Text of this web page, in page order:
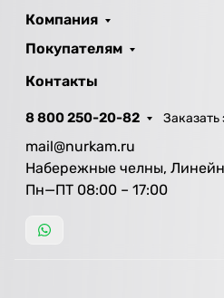
Компания
Покупателям
Контакты
8 800 250-20-82 Заказать
mail@nurkam.ru
Набережные челны,
Пн—ПТ 08:00 – 17:00